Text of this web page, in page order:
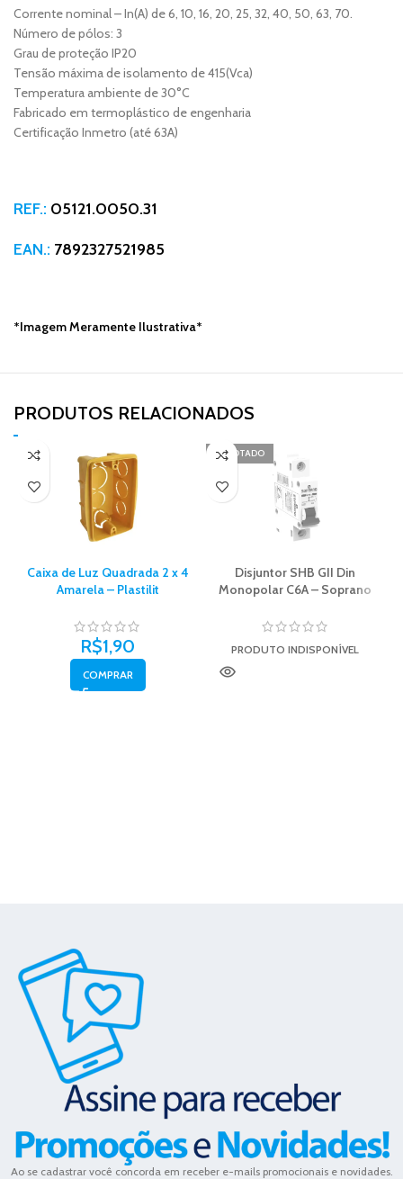
Corrente nominal – In(A) de 6, 10, 16, 20, 25, 32, 40, 50, 63, 70.
Número de pólos: 3
Grau de proteção IP20
Tensão máxima de isolamento de 415(Vca)
Temperatura ambiente de 30°C
Fabricado em termoplástico de engenharia
Certificação Inmetro (até 63A)
REF.: 05121.0050.31
EAN.: 7892327521985
*Imagem Meramente Ilustrativa*
PRODUTOS RELACIONADOS​
Caixa de Luz Quadrada 2 x 4
Amarela – Plastilit
R$1,90
COMPRAR
ESGOTADO
Disjuntor SHB GII Din
Monopolar C6A – Soprano
PRODUTO INDISPONÍVEL
Ao se cadastrar você concorda em receber e-mails promocionais e novidades.